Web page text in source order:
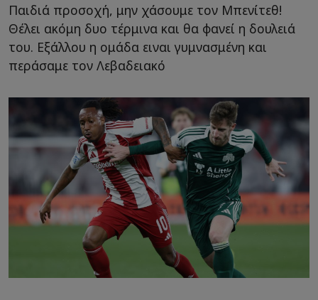
Παιδιά προσοχή, μην χάσουμε τον Μπενίτεθ!
Θέλει ακόμη δυο τέρμινα και θα φανεί η δουλειά
του. Εξάλλου η ομάδα ειναι γυμνασμένη και
περάσαμε τον Λεβαδειακό